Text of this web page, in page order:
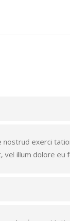
nostrud exerci
illum dolore eu